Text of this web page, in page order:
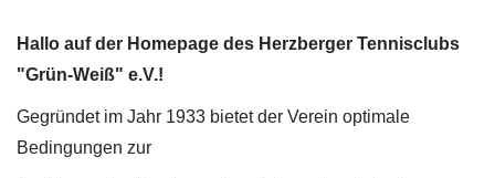
Hallo auf der Homepage des Herzberger Tennisclubs
"Grün-Weiß" e.V.!
Gegründet im Jahr 1933 bietet der Verein optimale
Bedingungen zur